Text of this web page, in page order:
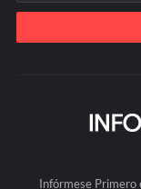
Infórmese Primero